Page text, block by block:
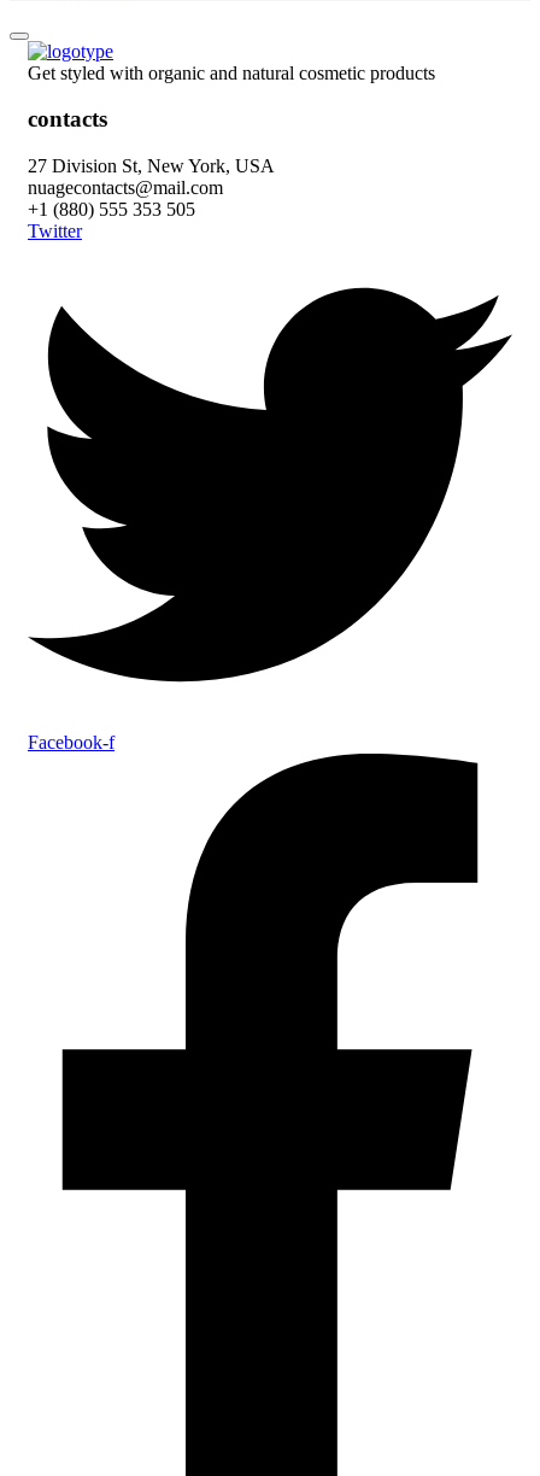
Get styled with organic and natural cosmetic products
contacts
27 Division St, New York, USA
nuagecontacts@mail.com
+1 (880) 555 353 505
Twitter
Facebook-f